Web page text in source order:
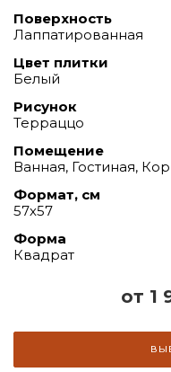
от 1
Поверхность
Лаппатированная
Цвет плитки
Белый
Рисунок
Терраццо
Помещение
Ванная, Гостиная,
Формат, см
57х57
Форма
Квадрат